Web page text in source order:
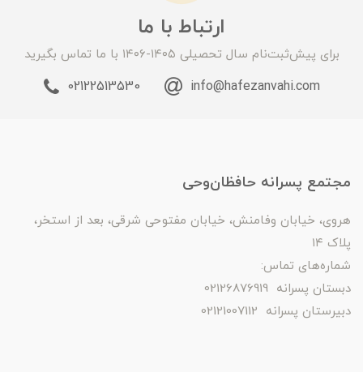
ارتباط با ما
برای پیش‌ثبت‌نام سال تحصیلی ۱۴۰۵-۱۴۰۶ با ما تماس بگیرید
info@hafezanvahi.com
02122513530
مجتمع پسرانه حافظان‌وحی
هروی، خیابان وفامنش، خیابان مفتوحی شرقی، بعد از استخر،
پلاک ۱۴
شماره‌های تماس:
دبستان پسرانه 02126876919
دبیرستان پسرانه 02121007112